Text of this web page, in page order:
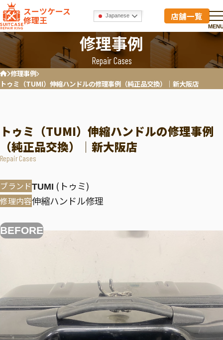
スーツケース
修理王 Japanese 店舗一覧
修理事例
Repair Cases
ホーム修理事例
トゥミ（TUMI）伸縮ハンドルの修理事例（純正品交換）│新大阪店
トゥミ（TUMI）伸縮ハンドルの修理事例
（純正品交換）│新大阪店
Repair Cases
ブランドTUMI (トゥミ)
修理内容伸縮ハンドル修理
BEFORE